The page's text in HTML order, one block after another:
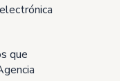
que